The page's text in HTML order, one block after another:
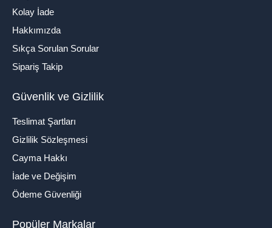
Kolay İade
Hakkımızda
Sıkça Sorulan Sorular
Sipariş Takip
Güvenlik ve Gizlilik
Teslimat Şartları
Gizlilik Sözleşmesi
Cayma Hakkı
İade ve Değişim
Ödeme Güvenliği
Popüler Markalar